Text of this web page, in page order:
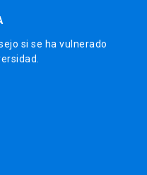
si se ha vulnerado